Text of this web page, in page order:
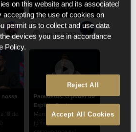
campus zona sul
Pedro Albuquerque
Jun 25 2023
18 de
Parakletos: O poder do
Espírito Santo
Mensagem do dia 11 de
junho de 2023 no
on this website and its associated
accepting the use of cookies on
permit us to collect and use data
devices you use in accordance
Policy.
Reject All
Accept All Cookies